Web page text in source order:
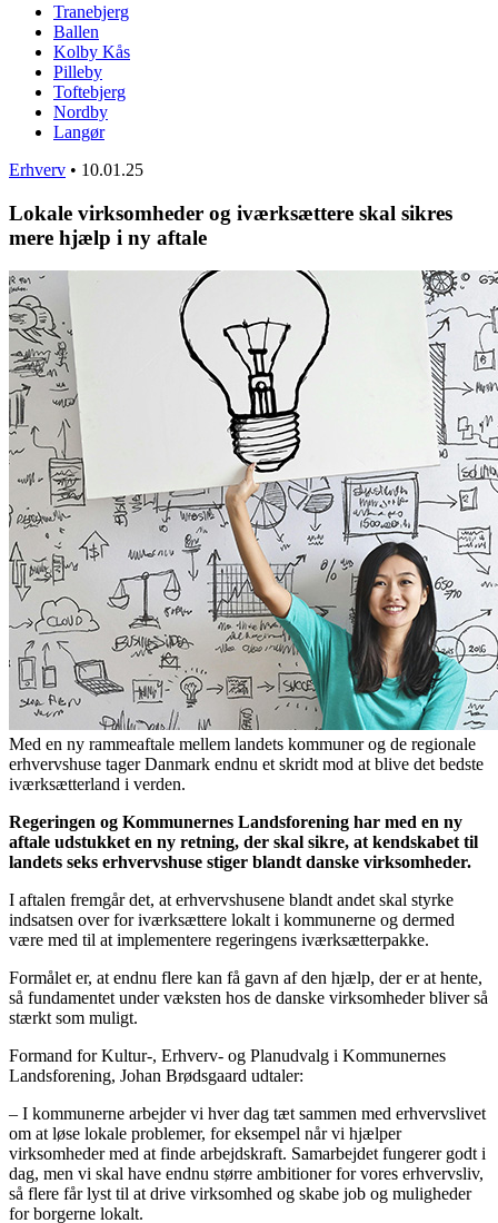
Tranebjerg
Ballen
Kolby Kås
Pilleby
Toftebjerg
Nordby
Langør
Erhverv • 10.01.25
Lokale virksomheder og iværksættere skal sikres
mere hjælp i ny aftale
Med en ny rammeaftale mellem landets kommuner og de regionale
erhvervshuse tager Danmark endnu et skridt mod at blive det bedste
iværksætterland i verden.
Regeringen og Kommunernes Landsforening har med en ny
aftale udstukket en ny retning, der skal sikre, at kendskabet til
landets seks erhvervshuse stiger blandt danske virksomheder.
I aftalen fremgår det, at erhvervshusene blandt andet skal styrke
indsatsen over for iværksættere lokalt i kommunerne og dermed
være med til at implementere regeringens iværksætterpakke.
Formålet er, at endnu flere kan få gavn af den hjælp, der er at hente,
så fundamentet under væksten hos de danske virksomheder bliver så
stærkt som muligt.
Formand for Kultur-, Erhverv- og Planudvalg i Kommunernes
Landsforening, Johan Brødsgaard udtaler:
– I kommunerne arbejder vi hver dag tæt sammen med erhvervslivet
om at løse lokale problemer, for eksempel når vi hjælper
virksomheder med at finde arbejdskraft. Samarbejdet fungerer godt i
dag, men vi skal have endnu større ambitioner for vores erhvervsliv,
så flere får lyst til at drive virksomhed og skabe job og muligheder
for borgerne lokalt.